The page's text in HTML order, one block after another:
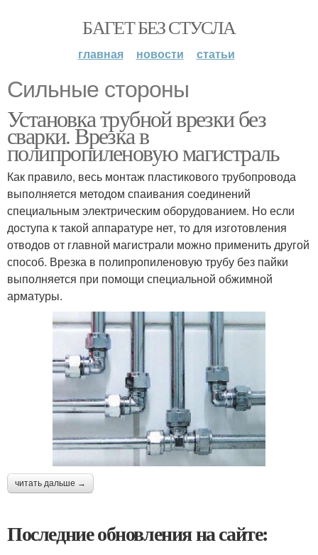
БАГЕТ БЕЗ СТУСЛА
главная новости статьи
Сильные стороны
Установка трубной врезки без
сварки. Врезка в
полипропиленовую магистраль
Как правило, весь монтаж пластикового трубопровода
выполняется методом спаивания соединений
специальным электрическим оборудованием. Но если
доступа к такой аппаратуре нет, то для изготовления
отводов от главной магистрали можно применить другой
способ. Врезка в полипропиленовую трубу без пайки
выполняется при помощи специальной обжимной
арматуры.
читать дальше →
Последние обновления на сайте: